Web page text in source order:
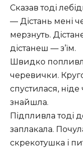
Сказав тоді
— Дістань мені
мерзнуть.
дістанеш — з’їм.
Швидко
черевички.
спустилася,
знайшла.
Підпливла тоді
заплакала.
скрекотушка і